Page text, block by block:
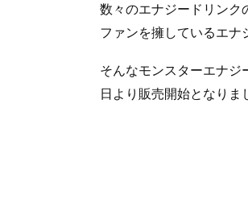
数々のエナジードリンク
ファンを擁しているエナ
そんなモンスターエナジ
日より販売開始となりま